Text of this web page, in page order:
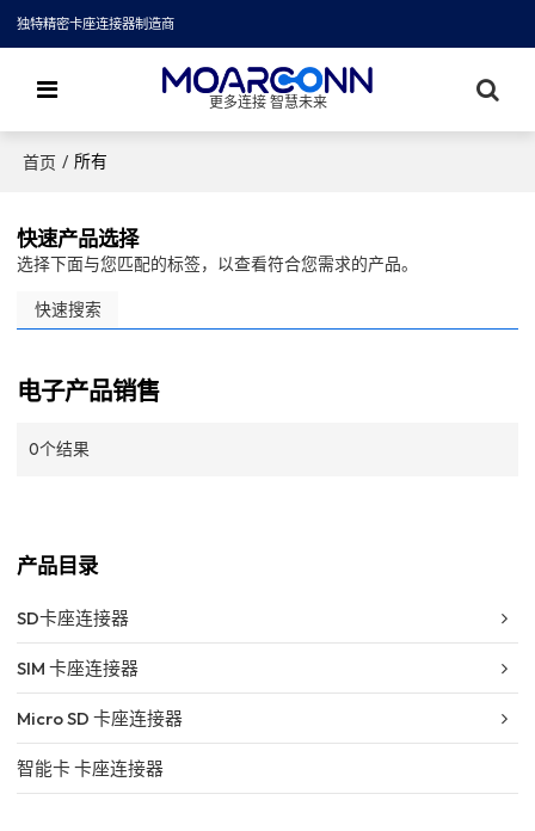
独特精密卡座连接器制造商
更多连接 智慧未来
首页 / 所有
快速产品选择
选择下面与您匹配的标签，以查看符合您需求的产品。
快速搜索
电子产品销售
0个结果
产品目录
SD卡座连接器
SIM 卡座连接器
Micro SD 卡座连接器
智能卡 卡座连接器